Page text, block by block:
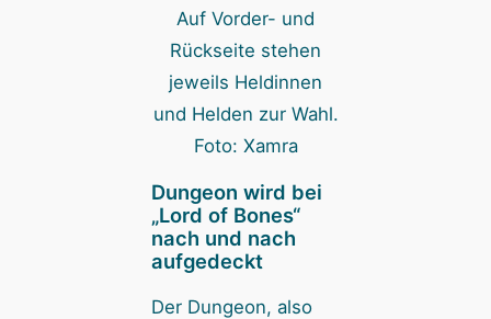
Auf Vorder- und
Rückseite stehen
jeweils Heldinnen
und Helden zur Wahl.
Foto: Xamra
Dungeon wird bei
„Lord of Bones“
nach und nach
aufgedeckt
Der Dungeon, also